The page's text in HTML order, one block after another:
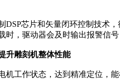
DSP芯片和矢量闭环控制技术
时，驱动器会及时输出报警信
升雕刻机整体性能
机工作状态，达到精准定位，